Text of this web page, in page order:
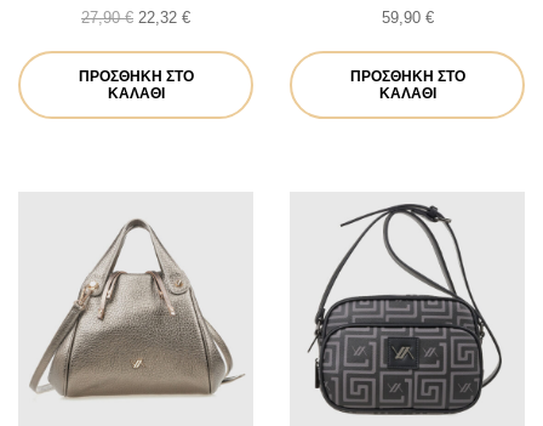
27,90€ Original
27,90 €.
22,32 €Η
22,32 €.
ΠΡΟΣΘΉΚΗ ΣΤΟ
ΚΑΛΆΘΙ
59,90 €
ΠΡΟΣΘΉΚΗ ΣΤΟ
ΚΑΛΆΘΙ